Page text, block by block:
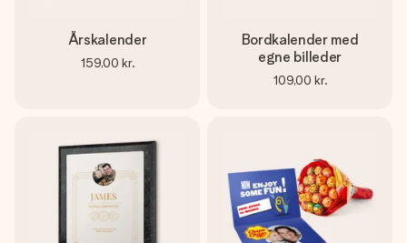
Årskalender
159,00 kr.
Bordkalender med
egne billeder
109,00 kr.